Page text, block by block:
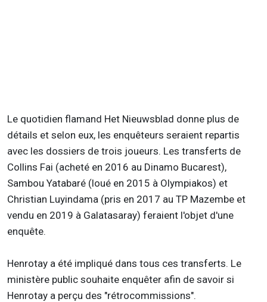
Le quotidien flamand Het Nieuwsblad donne plus de
détails et selon eux, les enquêteurs seraient repartis
avec les dossiers de trois joueurs. Les transferts de
Collins Fai (acheté en 2016 au Dinamo Bucarest),
Sambou Yatabaré (loué en 2015 à Olympiakos) et
Christian Luyindama (pris en 2017 au TP Mazembe et
vendu en 2019 à Galatasaray) feraient l'objet d'une
enquête.
Henrotay a été impliqué dans tous ces transferts. Le
ministère public souhaite enquêter afin de savoir si
Henrotay a perçu des "rétrocommissions".